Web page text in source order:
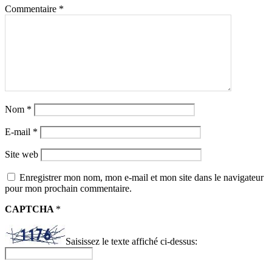
Commentaire *
Nom *
E-mail *
Site web
Enregistrer mon nom, mon e-mail et mon site dans le navigateur
pour mon prochain commentaire.
CAPTCHA *
Saisissez le texte affiché ci-dessus: